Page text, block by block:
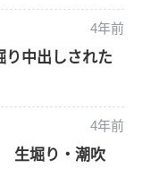
4年前
中出しされた
4年前
生堀り・潮吹